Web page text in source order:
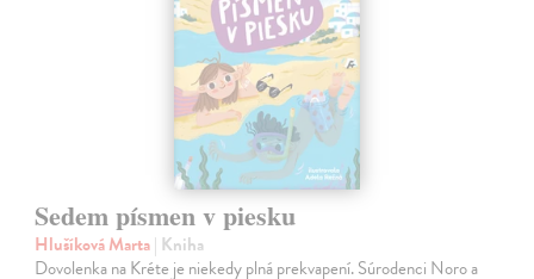
Sedem písmen v piesku
Hlušíková Marta| Kniha
Dovolenka na Kréte je niekedy plná prekvapení. Súrodenci Noro a